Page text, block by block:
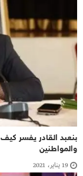
بنعبد القادر يفسر
والمواطنين
19 يناير، 2021